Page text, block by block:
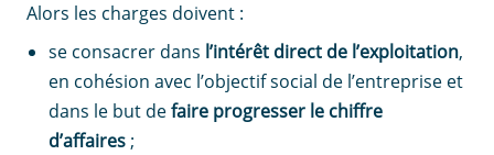
Alors les charges doivent :
se consacrer dans l’intérêt direct de l’exploitation,
en cohésion avec l’objectif social de l’entreprise et
dans le but defaire progresser le chiffre
d’affaires ;